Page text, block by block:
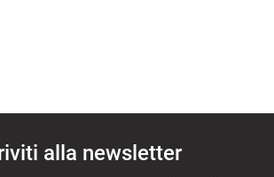
alla newsletter